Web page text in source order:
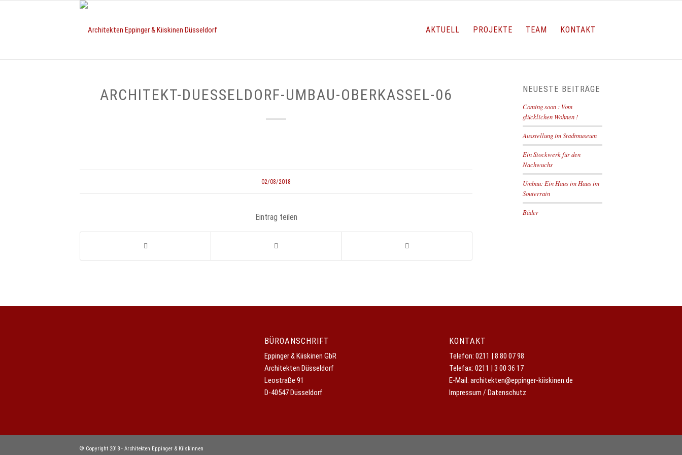
AKTUELL PROJEKTE TEAM KONTAKT
ARCHITEKT-DUESSELDORF-UMBAU-OBERKASSEL-06
02/08/2018
Eintrag teilen
NEUESTE BEITRÄGE
Coming soon : Vom
glücklichen Wohnen !
Ausstellung im Stadtmuseum
Ein Stockwerk für den
Nachwuchs
Umbau: Ein Haus im Haus im
Souterrain
Bäder
BÜROANSCHRIFT
Eppinger & Kiiskinen GbR
Architekten Düsseldorf
Leostraße 91
D-40547 Düsseldorf
KONTAKT
Telefon: 0211 | 8 80 07 98
Telefax: 0211 | 3 00 36 17
E-Mail: architekten@eppinger-kiiskinen.de
Impressum / Datenschutz
© Copyright 2018 - Architekten Eppinger & Kiiskinnen